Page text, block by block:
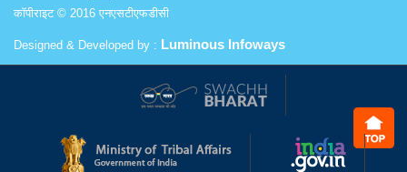
कॉपीराइट © 2016 एनएसटीएफडीसी
Designed & Developed by : Luminous Infoways